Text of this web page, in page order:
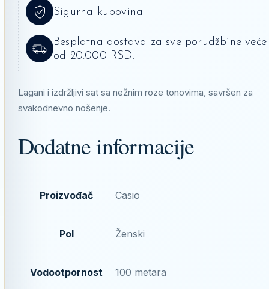
Sigurna kupovina
Besplatna dostava za sve porudžbine veće
od 20.000 RSD.
Lagani i izdržljivi sat sa nežnim roze tonovima, savršen za
svakodnevno nošenje.
Dodatne informacije
Proizvođač Casio
Pol Ženski
Vodootpornost 100 metara